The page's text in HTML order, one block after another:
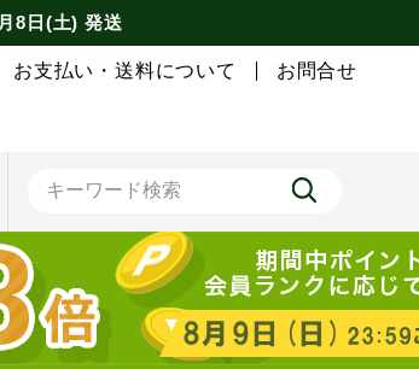
8日(土) 発送
お支払い・送料について お問合せ